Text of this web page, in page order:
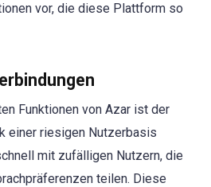
vor, die diese Plattform so
Funktionen von Azar ist der
einer riesigen Nutzerbasis
mit zufälligen Nutzern, die
teilen. Diese